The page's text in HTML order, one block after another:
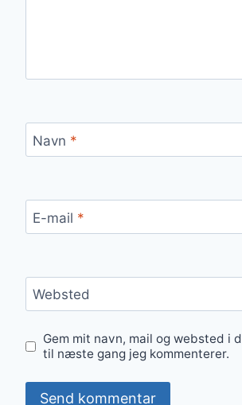
Navn *
E-mail *
Websted
Gem mit navn, mail og websted i
til næste gang jeg kommenterer.